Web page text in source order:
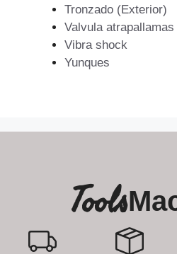
Tronzado (Exterior)
Valvula atrapallamas
Vibra shock
Yunques
Tools